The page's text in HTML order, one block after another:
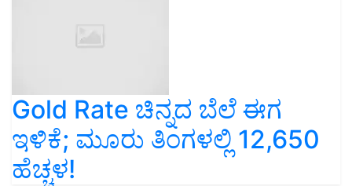
Gold Rate ಚಿನ್ನದ ಬೆಲೆ ಈಗ
ಇಳಿಕೆ; ಮೂರು ತಿಂಗಳಲ್ಲಿ 12,650
ಹೆಚ್ಚಳ!